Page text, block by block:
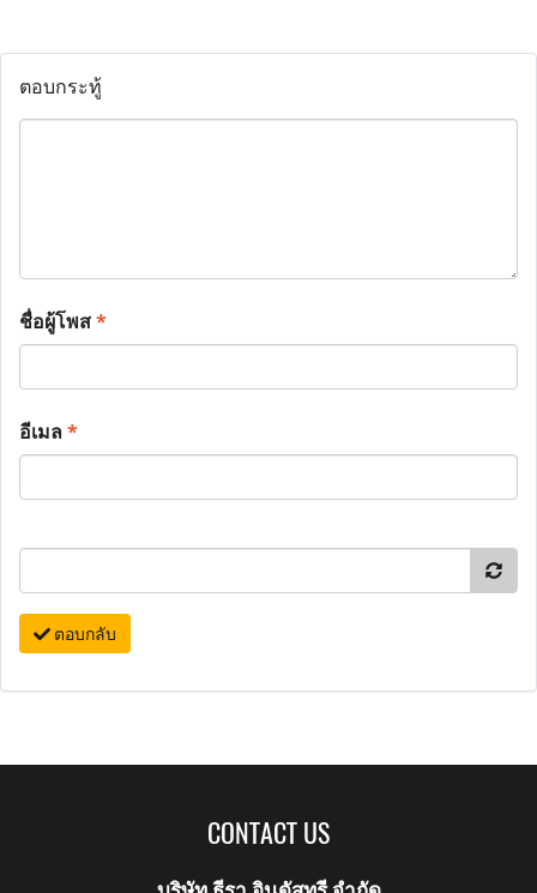
ตอบกระทู้
ชื่อผู้โพส*
อีเมล*
ตอบกลับ
CONTACT US